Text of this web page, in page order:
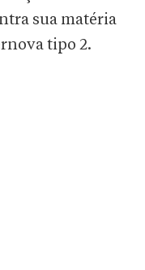
sua matéria
tipo 2.